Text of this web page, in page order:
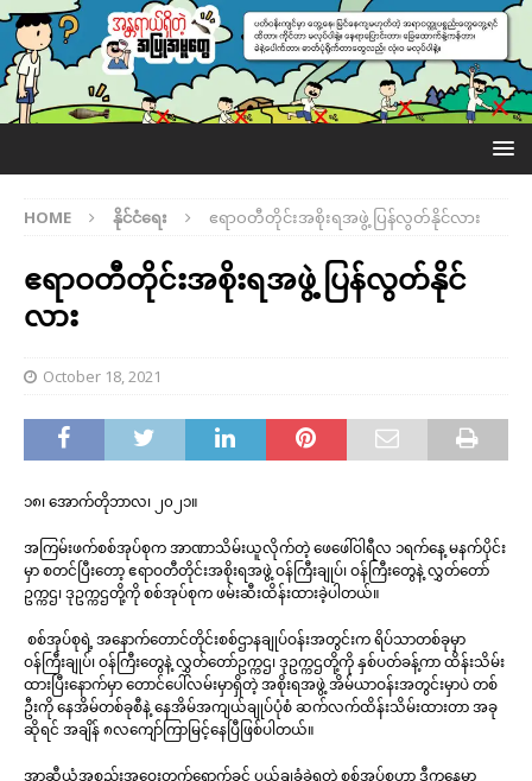
HOME နိုင်ငံရေး ဧရာဝတီတိုင်းအစိုးရအဖွဲ့ ပြန်လွတ်နိုင်လား
ဧရာဝတီတိုင်းအစိုးရအဖွဲ့ ပြန်လွတ်နိုင်
လား
October 18, 2021
၁၈၊ အောက်တိုဘာလ၊ ၂၀၂၁။
အကြမ်းဖက်စစ်အုပ်စုက အာဏာသိမ်းယူလိုက်တဲ့ ဖေဖေါ်ဝါရီလ ၁ရက်နေ့ မနက်ပိုင်း
မှာ စတင်ပြီးတော့ ဧရာဝတီတိုင်းအစိုးရအဖွဲ့ ဝန်ကြီးချုပ်၊ ဝန်ကြီးတွေနဲ့ လွှတ်တော်
ဥက္ကဌ၊ ဒုဥက္ကဌတို့ကို စစ်အုပ်စုက ဖမ်းဆီးထိန်းထားခဲ့ပါတယ်။
စစ်အုပ်စုရဲ့ အနောက်တောင်တိုင်းစစ်ဌာနချုပ်ဝန်းအတွင်းက ရိပ်သာတစ်ခုမှာ
ဝန်ကြီးချုပ်၊ ဝန်ကြီးတွေနဲ့ လွှတ်တော်ဥက္ကဌ၊ ဒုဥက္ကဌတို့ကို နှစ်ပတ်ခန့်ကာ ထိန်းသိမ်း
ထားပြီးနောက်မှာ တောင်ပေါ်လမ်းမှာရှိတဲ့ အစိုးရအဖွဲ့ အိမ်ယာဝန်းအတွင်းမှာပဲ တစ်
ဦးကို နေအိမ်တစ်ခုစီနဲ့ နေအိမ်အကျယ်ချုပ်ပုံစံ ဆက်လက်ထိန်းသိမ်းထားတာ အခု
ဆိုရင် အချိန် ၈လကျော်ကြာမြင့်နေပြီဖြစ်ပါတယ်။
အာဆီယံအစည်းအဝေးတက်ရောက်ခွင့် ပယ်ချခံခဲ့ရတဲ့ စစ်အုပ်စုဟာ ဒီကနေ့မှာ